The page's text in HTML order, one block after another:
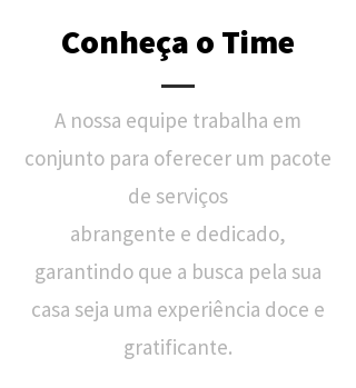
Conheça o Time
A nossa equipe trabalha em
conjunto para oferecer um pacote
de serviços
abrangente e dedicado,
garantindo que a busca pela sua
casa seja uma experiência doce e
gratificante.